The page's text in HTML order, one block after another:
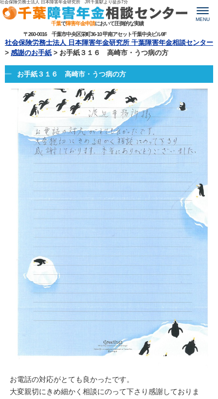
社会保険労務士法人 日本障害年金研究所 JR千葉駅より 徒歩7分
千葉で障害年金申請において圧倒的な実績
〒260-0016 千葉市中央区栄町36-10 甲南アセット千葉中央ビル9F
MENU
社会保険労務士法人 日本障害年金研究所 千葉障害年金相談センター
> 感謝のお手紙 > お手紙３１６ 高崎市・うつ病の方
お手紙３１６ 高崎市・うつ病の方
お電話の対応がとても良かったです。
大変親切にきめ細かく相談にのって下さり感謝しておりま